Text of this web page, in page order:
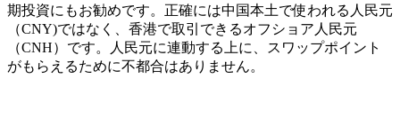
期投資にもお勧めです。正確には中国本土で使われる人民元
（CNY)ではなく、香港で取引できるオフショア人民元
（CNH）です。人民元に連動する上に、スワップポイント
がもらえるために不都合はありません。